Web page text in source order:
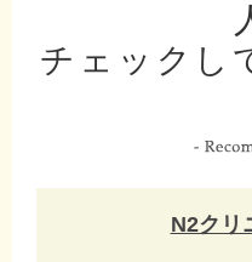
チェックし
N2クリ